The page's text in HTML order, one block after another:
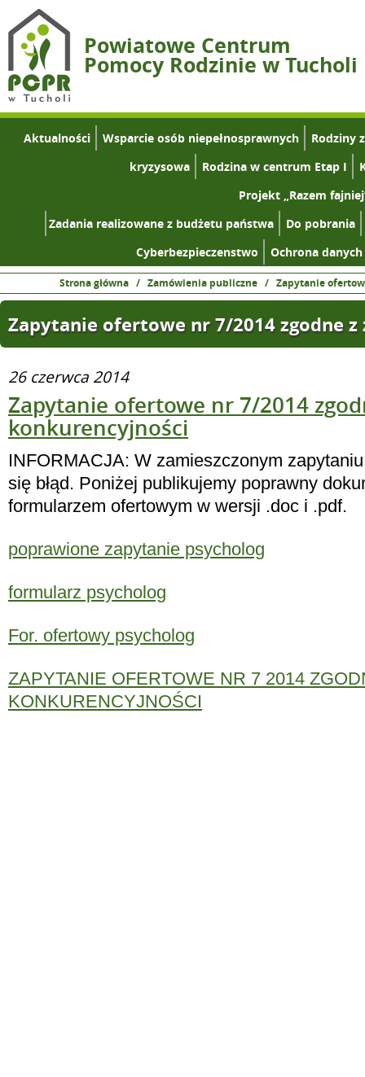
Powiatowe Centrum
Pomocy Rodzinie w Tucholi
Aktualności Wsparcie osób niepełnosprawnych
Rodziny
kryzysowa
Rodzina w centrum Etap I
Projekt „Razem
Zadania realizowane z budżetu państwa
Do pobrania
Cyberbezpieczenstwo
Ochrona
Strona główna / Zamówienia publiczne / Zapytanie
Zapytanie ofertowe nr 7/2014 zgodne
26 czerwca 2014
Zapytanie ofertowe nr 7/2014
konkurencyjności
INFORMACJA: W zamieszczonym
się błąd. Poniżej publikujemy poprawny
formularzem ofertowym w wersji .doc i .pdf.
poprawione zapytanie psycholog
formularz psycholog
For. ofertowy psycholog
ZAPYTANIE OFERTOWE NR 7 2014
KONKURENCYJNOŚCI